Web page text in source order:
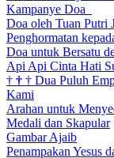
Kampanye Doa
Doa oleh Tuan Putri
Penghormatan
Doa untuk Bersatu
Api Api Cinta Hati
† † † Dua Puluh
Kami
Arahan untuk
Medali dan Skapular
Gambar Ajaib
Penampakan Yesus